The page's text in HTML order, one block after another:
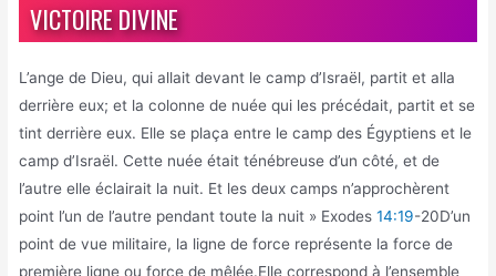
VICTOIRE DIVINE
L’ange de Dieu, qui allait devant le camp d’Israël, partit et alla
derrière eux; et la colonne de nuée qui les précédait, partit et se
tint derrière eux. Elle se plaça entre le camp des Égyptiens et le
camp d’Israël. Cette nuée était ténébreuse d’un côté, et de
l’autre elle éclairait la nuit. Et les deux camps n’approchèrent
point l’un de l’autre pendant toute la nuit » Exodes14:19-20D’un
point de vue militaire, la ligne de force représente la force de
première ligne ou force de mêlée.Elle correspond à l’ensemble